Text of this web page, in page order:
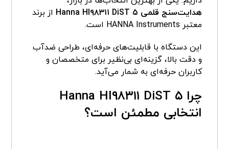
هدایت‌سنج قلمی Hanna HI۹۸۳۱۱ DiST ۵
از برند
معتبر HANNA Instruments است.
این دستگاه با قابلیت‌های حرفه‌ای، طراحی ضدآب
و دقت بالا، گزینه‌ای بی‌نظیر برای متخصصان و
کاربران حرفه‌ای به شمار می‌آید.
چراHanna HI۹۸۳۱۱ DiST ۵
انتخابی مطمئن است؟